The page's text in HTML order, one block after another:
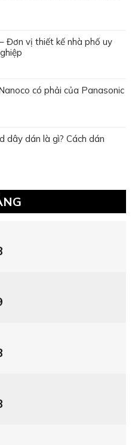
Đơn vị thiết kế nhà phố uy
có phải của Panasonic
dây dán là gì? Cách dán